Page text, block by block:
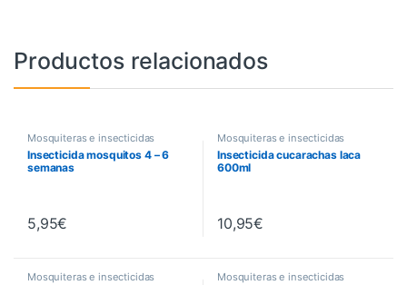
Productos relacionados
Mosquiteras e insecticidas
Insecticida mosquitos 4 – 6
semanas
5,95€
Mosquiteras e insecticidas
Insecticida cucarachas laca
600ml
10,95€
Mosquiteras e insecticidas Mosquiteras e insecticidas